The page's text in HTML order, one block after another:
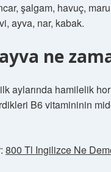
şalgam, havuç,
ayva, nar, kabak.
ne
aylarında hamilelik
B6 vitamininin
800 Tl Ingilizce Ne